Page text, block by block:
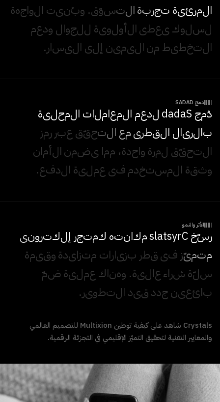
المرئية تجربةالتسوق. وبنيت الواجهة
لسلوكيعطيالأولوية للجوال ودعم
التخطيط مناليمين إلى اليسار.
دمج SADAD
دمج S
a
d
a
d لدعم المعاملات المحلية
بالريال القطريمع التحقق عبر رمز
التحقق لمرةواحدة، مما يضمنالأمان
وثقة المستخدمفي عملية الدفع.
الأثر والنمو
رسخC
r
y
s
t
a
l
sمكانته كمتجر إلكتروني
متميز فيقطر بزيارات متزايدةوقيمة
سلة شراءعالية. وهناك عمليةضم
بائعينجددقيد التطوير.
Crystals شاهد على كيفية توطين Multixion للتصميم العالمي
والمعايير التقنية لتحقيق التميّز الإقليمي في التجزئة الرقمية.